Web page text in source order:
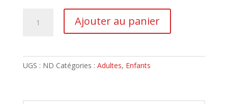
Ajouter au panier
UGS : ND Catégories : Adultes, Enfants